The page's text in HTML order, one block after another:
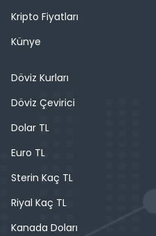
Kripto Fiyatları
Künye
Döviz Kurları
Döviz Çevirici
Dolar TL
Euro TL
Sterin Kaç TL
Riyal Kaç TL
Kanada Doları